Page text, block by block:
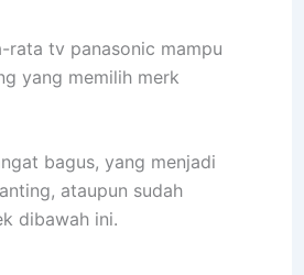
rata tv panasonic mampu
yang memilih merk
bagus, yang menjadi
ataupun sudah
dibawah ini.